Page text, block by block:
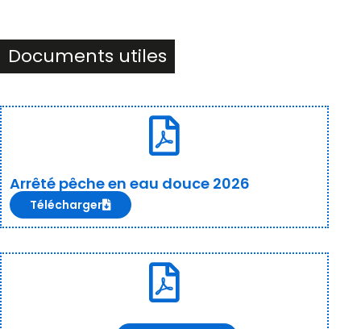
Documents utiles
Arrêté pêche en eau douce 2026
Télécharger